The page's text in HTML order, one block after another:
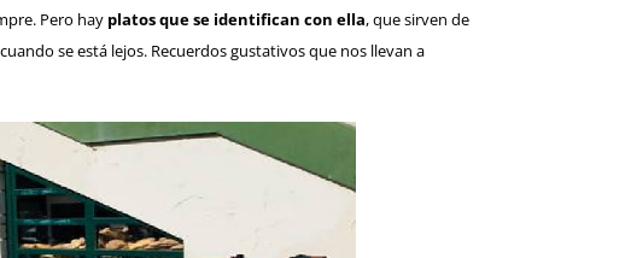
Pero hay platos que se identifican con ella, que sirven de
se está lejos. Recuerdos gustativos que nos llevan a